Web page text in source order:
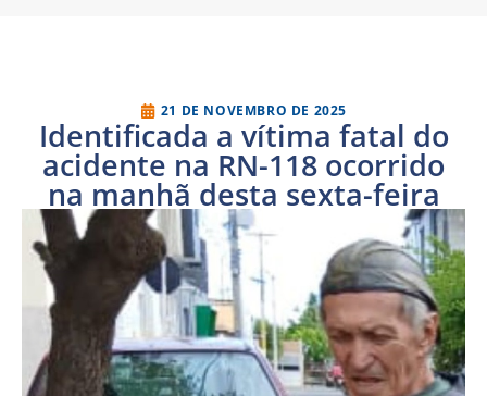
21 DE NOVEMBRO DE 2025
Identificada a vítima fatal do
acidente na RN-118 ocorrido
na manhã desta sexta-feira